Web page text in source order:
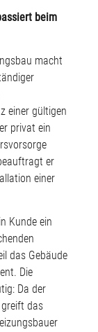
beim
macht
einer gültigen
privat ein
er
einer
Kunde ein
das Gebäude
Die
Da der
das